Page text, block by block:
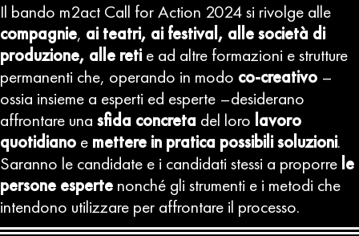
Il bando m2act Call for Action 2024 si rivolge alle
compagnie, ai teatri, ai festival, alle società di
produzione, alle retie ad altre formazioni e strutture
permanenti che, operando in modo co-creativo –
ossia insieme a esperti ed esperte –desiderano
affrontare una sfida concreta del loro lavoro
quotidiano e mettere in pratica possibili soluzioni.
Saranno le candidate e i candidati stessi a proporre le
persone esperte nonché gli strumenti e i metodi che
intendono utilizzare per affrontare il processo.